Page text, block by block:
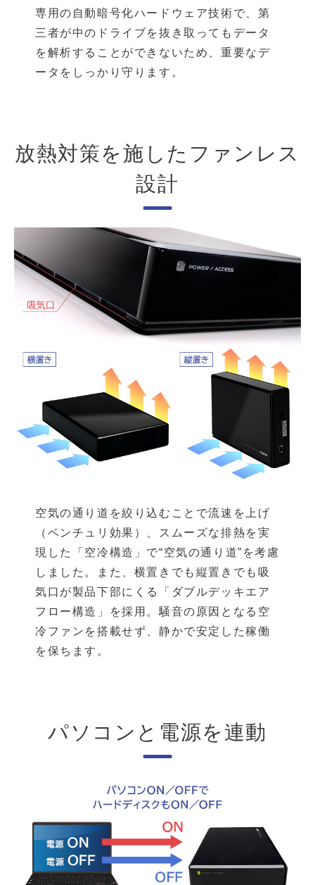
専用の自動暗号化ハードウェア技術で、第
三者が中のドライブを抜き取ってもデータ
を解析することができないため、重要なデ
ータをしっかり守ります。
放熱対策を施したファンレス
設計
空気の通り道を絞り込むことで流速を上げ
（ベンチュリ効果）、スムーズな排熱を実
現した「空冷構造」で“空気の通り道”を考慮
しました。また、横置きでも縦置きでも吸
気口が製品下部にくる「ダブルデッキエア
フロー構造」を採用。騒音の原因となる空
冷ファンを搭載せず、静かで安定した稼働
を保ちます。
パソコンと電源を連動